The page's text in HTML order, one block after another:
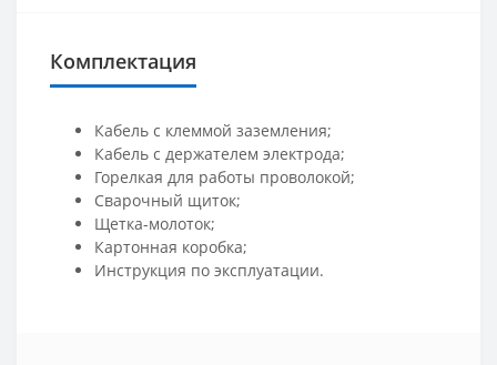
Комплектация
Кабель с клеммой заземления;
Кабель с держателем электрода;
Горелкая для работы проволокой;
Сварочный щиток;
Щетка-молоток;
Картонная коробка;
Инструкция по эксплуатации.